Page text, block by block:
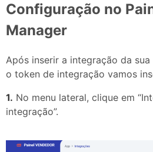
Configuração no
Manager
Após inserir a integração da
o token de integração vamos
1. No menu lateral, clique em
integração”.